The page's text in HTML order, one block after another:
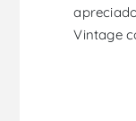
Vintage